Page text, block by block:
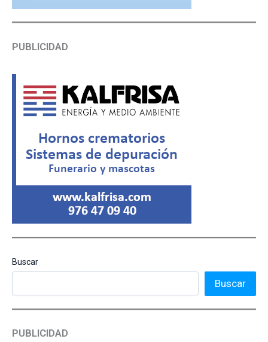
PUBLICIDAD
Buscar
Buscar
PUBLICIDAD